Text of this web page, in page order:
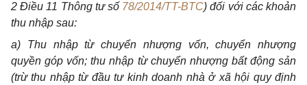
2 Điều 11 Thông tư số 78/2014/TT-BTC) đối với các khoản
thu nhập sau:
a) Thu nhập từ chuyển nhượng vốn, chuyển nhượng
quyền góp vốn; thu nhập từ chuyển nhượng bất động sản
(trừ thu nhập từ đầu tư kinh doanh nhà ở xã hội quy định